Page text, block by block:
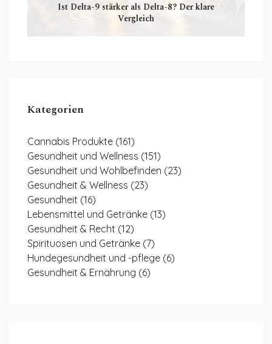
Ist Delta-9 stärker als Delta-8? Der klare
Vergleich
Kategorien
Cannabis Produkte (161)
Gesundheit und Wellness (151)
Gesundheit und Wohlbefinden (23)
Gesundheit & Wellness (23)
Gesundheit (16)
Lebensmittel und Getränke (13)
Gesundheit & Recht (12)
Spirituosen und Getränke (7)
Hundegesundheit und -pflege (6)
Gesundheit & Ernährung (6)